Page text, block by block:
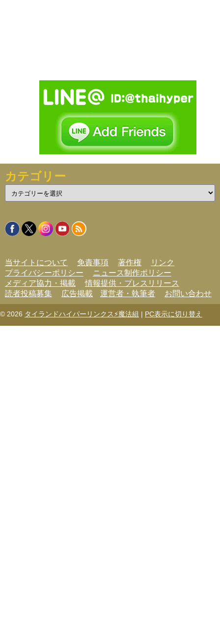
カテゴリー
テ
リ
ー
当サイトについて 免責事項 著作権
リンク
プライバシーポリシー
ニュース制作ポリシー
メディア協力・掲載
情報提供・プレスリリース
読者投稿募集
広告掲載 運営者・執筆者 お問い合わせ
© 2026 タイランドハイパーリンクス⚡魔法組 | PC表示に切り替え